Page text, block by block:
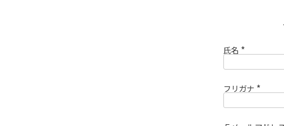
氏名
必
フリガナ
必